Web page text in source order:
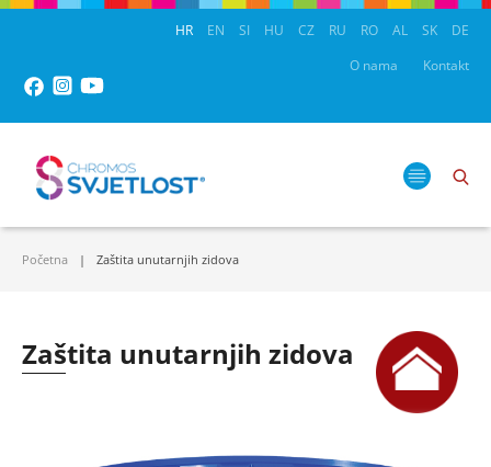
HR EN SI HU CZ RU RO AL SK
DE
O nama
Kontakt
Početna Zaštita unutarnjih zidova
Zaštita unutarnjih zidova